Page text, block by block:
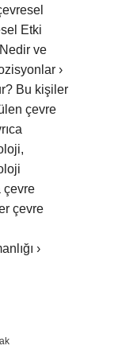
Etki
ve
›
Bu kişiler
çevre
çevre
çevre
›